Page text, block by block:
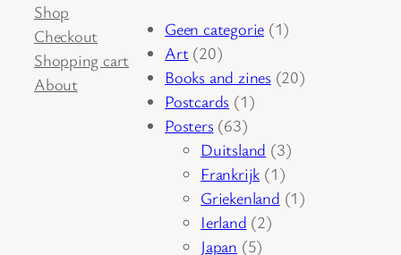
Shop
Checkout
Shopping cart
About
Geen categorie 11
Art 2020
producten
Books and zines 2020
Postcards 11
Posters 6363
producten
Duitsland 33
producten
Frankrijk 11
product
Griekenland 11
Ierland 22
Japan 55